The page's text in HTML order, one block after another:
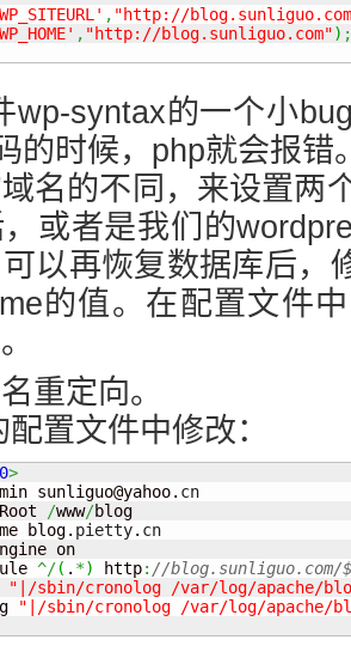
, "http://
, "http://blog.sunliguo.com") ;
wp-syntax的一个小
的时候，php就会报错
名的不同，来设置两
或者是我们的
以再恢复数据库后，
的值。在配置文件
重定向。
置文件中修改：
>
sunliguo@yahoo.
cn
/www/blog
blog.
pietty. cn
on
^/( . *) http: //blog.sunliguo.com/
"|/sbin/cronolog /var/log/apache/
"|/sbin/cronolog /var/log/apache/